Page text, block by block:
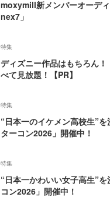
moxymill新メンバーオーデ
nex7」
特集
ディズニー作品はもちろん
べて見放題！【PR】
特集
“日本一のイケメン高校生”
ターコン2026」開催中！
特集
“日本一かわいい女子高生”
コン2026」開催中！